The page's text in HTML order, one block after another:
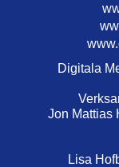
Digitala
Jon Mattias
Lisa